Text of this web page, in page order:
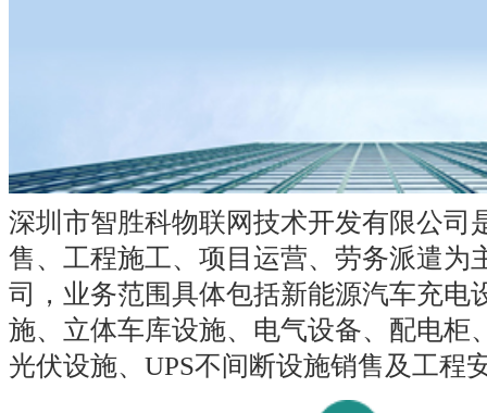
深圳市智胜科物联网技术开发有限公司
售、工程施工、项目运营、劳务派遣为
司，业务范围具体包括新能源汽车充电
施、立体车库设施、电气设备、配电柜
光伏设施、UPS不间断设施销售及工程